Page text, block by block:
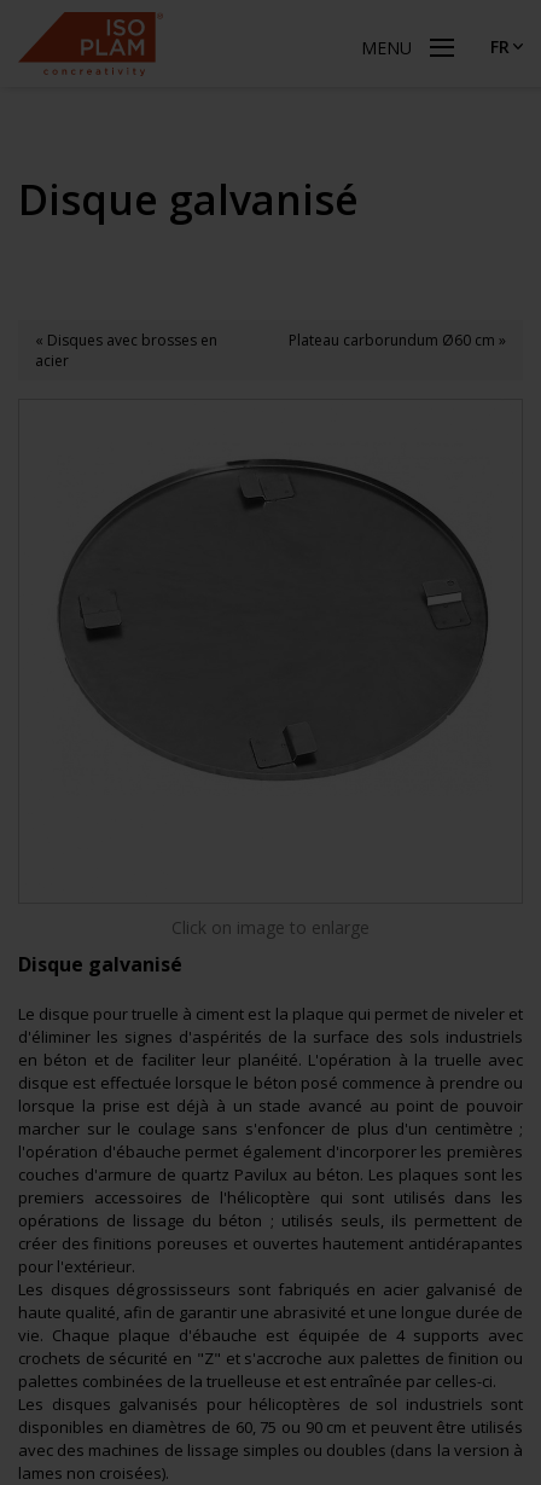
MENU FR
Disque galvanisé
« Disques avec brosses en
acier
Plateau carborundum Ø60 cm »
Click on image to enlarge
Disque galvanisé
Le disque pour truelle à ciment est la plaque qui permet de niveler et
d'éliminer les signes d'aspérités de la surface des sols industriels
en béton et de faciliter leur planéité. L'opération à la truelle avec
disque est effectuée lorsque le béton posé commence à prendre ou
lorsque la prise est déjà à un stade avancé au point de pouvoir
marcher sur le coulage sans s'enfoncer de plus d'un centimètre ;
l'opération d'ébauche permet également d'incorporer les premières
couches d'armure de quartz Pavilux au béton. Les plaques sont les
premiers accessoires de l'hélicoptère qui sont utilisés dans les
opérations de lissage du béton ; utilisés seuls, ils permettent de
créer des finitions poreuses et ouvertes hautement antidérapantes
pour l'extérieur.
Les disques dégrossisseurs sont fabriqués en acier galvanisé de
haute qualité, afin de garantir une abrasivité et une longue durée de
vie. Chaque plaque d'ébauche est équipée de 4 supports avec
crochets de sécurité en "Z" et s'accroche aux palettes de finition ou
palettes combinées de la truelleuse et est entraînée par celles-ci.
Les disques galvanisés pour hélicoptères de sol industriels sont
disponibles en diamètres de 60, 75 ou 90 cm et peuvent être utilisés
avec des machines de lissage simples ou doubles (dans la version à
lames non croisées).